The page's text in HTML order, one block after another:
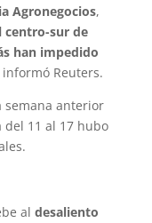
Agronegocios,
centro-sur de
han impedido
informó Reuters.
semana anterior
del 11 al 17 hubo
al desaliento